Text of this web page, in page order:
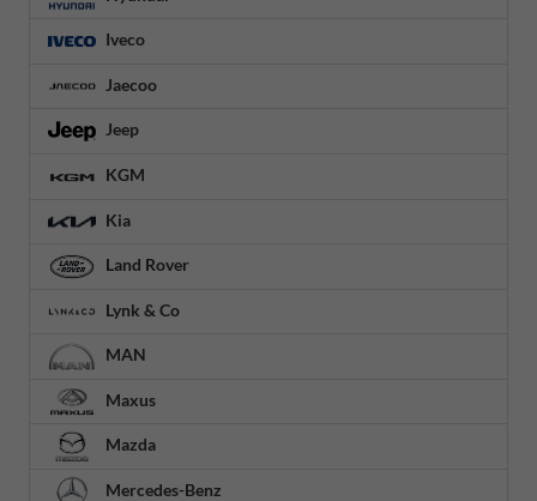
Iveco
Jaecoo
Jeep
KGM
Kia
Land Rover
Lynk & Co
MAN
Maxus
Mazda
Mercedes-Benz